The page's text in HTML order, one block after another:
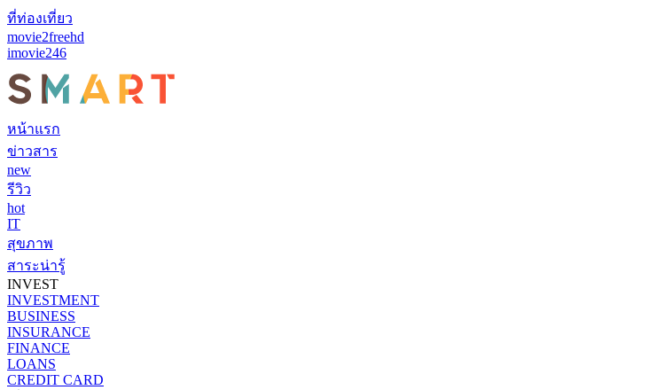
ที่ท่องเที่ยว
movie2freehd
imovie246
หน้าแรก
ข่าวสาร
new
รีวิว
hot
IT
สุขภาพ
สาระน่ารู้
INVEST
INVESTMENT
BUSINESS
INSURANCE
FINANCE
LOANS
CREDIT CARD